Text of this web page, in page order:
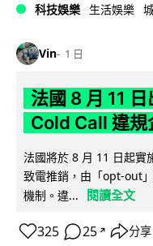
科技娛樂 生活娛樂
Vin 1 日
法國 8 月 11
Cold Call 違
法國將於 8 月 11 日起實
致電推銷，由「opt-out
機制。違...
閱讀全文
325 25 ↗ 分享